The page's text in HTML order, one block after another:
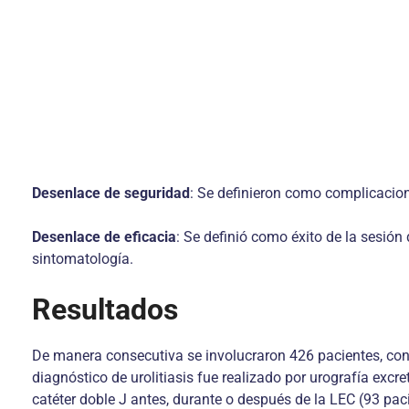
Desenlace de seguridad: Se definieron como
Desenlace de eficacia: Se definió como éxito de la
sintomatología.
Resultados
De manera consecutiva se involucraron 426 pacientes,
diagnóstico de urolitiasis fue realizado por urografía
catéter doble J antes, durante o después de la LEC (93